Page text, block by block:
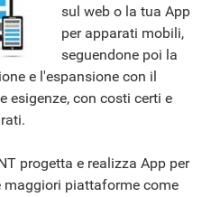
sul web o la tua App
per apparati mobili,
seguendone poi la
e l'espansione con il
esigenze, con costi certi e
progetta e realizza App per
piattaforme come